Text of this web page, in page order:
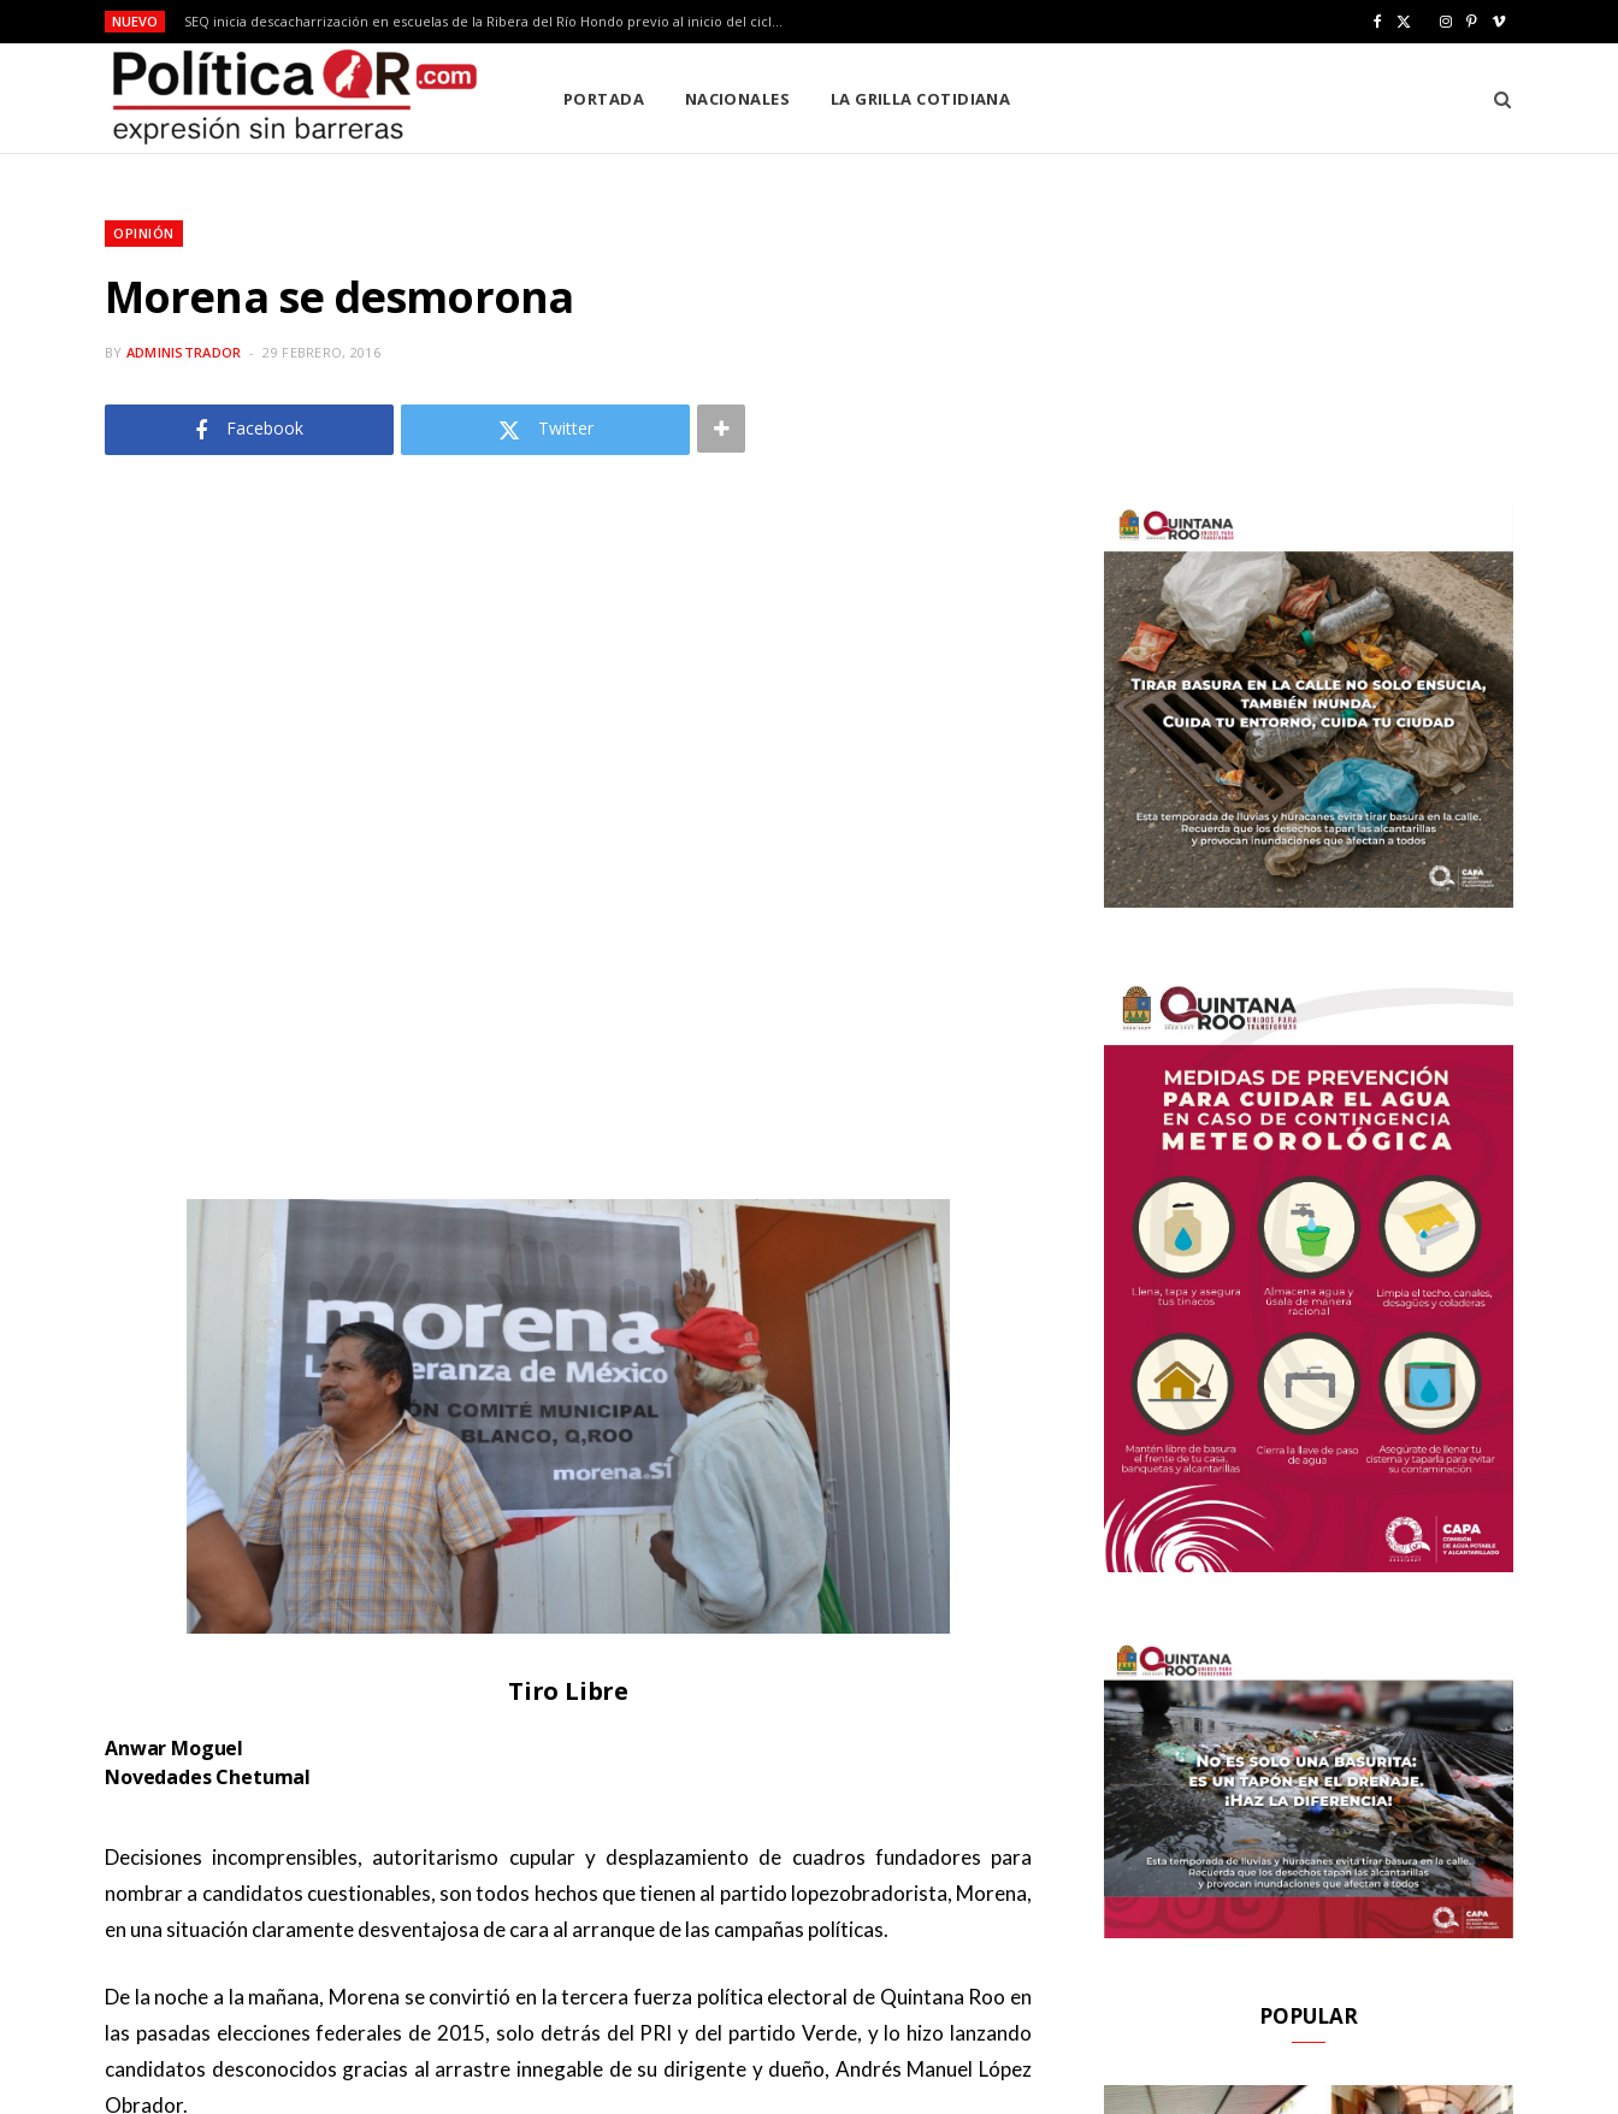
NUEVO SEQ inicia descacharrización en escuelas de la Ribera del Río Hondo previo al inicio del ciclo escolar
e w
I
t
P
t
V
m
e
PORTADA NACIONALES LA GRILLA COTIDIANA
OPINIÓN
Morena se desmorona
BY ADMINISTRADOR 29 FEBRERO, 2016
Facebook Twitter
Tiro Libre
Anwar Moguel
Novedades Chetumal
Decisiones incomprensibles, autoritarismo cupular y desplazamiento de cuadros fundadores para
nombrar a candidatos cuestionables, son todos hechos que tienen al partido lopezobradorista, Morena,
en una situación claramente desventajosa de cara al arranque de las campañas políticas.
De la noche a la mañana, Morena se convirtió en la tercera fuerza política electoral de Quintana Roo en
las pasadas elecciones federales de 2015, solo detrás del PRI y del partido Verde, y lo hizo lanzando
candidatos desconocidos gracias al arrastre innegable de su dirigente y dueño, Andrés Manuel López
Obrador.
POPULAR